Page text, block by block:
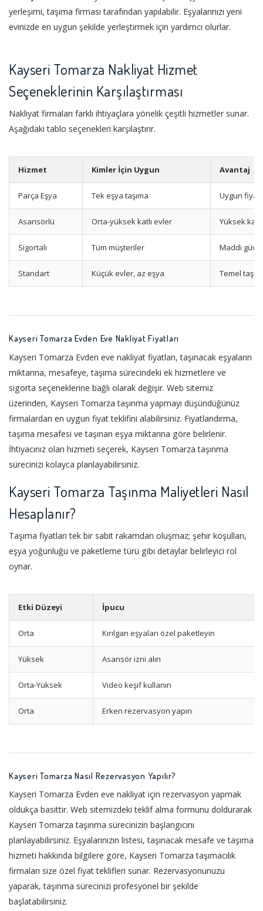
yerleşimi, taşıma firması tarafından yapılabilir. Eşyalarınızı yeni
evinizde en uygun şekilde yerleştirmek için yardımcı olurlar.
Kayseri Tomarza Nakliyat Hizmet
Seçeneklerinin Karşılaştırması
Nakliyat firmaları farklı ihtiyaçlara yönelik çeşitli hizmetler sunar.
Aşağıdaki tablo seçenekleri karşılaştırır.
Hizmet Kimler İçin Uygun Avantaj
Parça Eşya Tek eşya taşıma Uygun fiyat
Asansörlü Orta-yüksek katlı evler Yüksek kat
Sigortalı Tüm müşteriler Maddi
Standart Küçük evler, az eşya Temel
Kayseri Tomarza Evden Eve Nakliyat Fiyatları
Kayseri Tomarza Evden eve nakliyat fiyatları, taşınacak eşyaların
miktarına, mesafeye, taşıma sürecindeki ek hizmetlere ve
sigorta seçeneklerine bağlı olarak değişir. Web sitemiz
üzerinden, Kayseri Tomarza taşınma yapmayı düşündüğünüz
firmalardan en uygun fiyat teklifini alabilirsiniz. Fiyatlandırma,
taşıma mesafesi ve taşınan eşya miktarına göre belirlenir.
İhtiyacınız olan hizmeti seçerek, Kayseri Tomarza taşınma
sürecinizi kolayca planlayabilirsiniz.
Kayseri Tomarza Taşınma Maliyetleri Nasıl
Hesaplanır?
Taşıma fiyatları tek bir sabit rakamdan oluşmaz; şehir koşulları,
eşya yoğunluğu ve paketleme türü gibi detaylar belirleyici rol
oynar.
Etki Düzeyi İpucu
Orta Kırılgan eşyaları özel paketleyin
Yüksek Asansör izni alın
Orta-Yüksek Video keşif kullanın
Orta Erken rezervasyon yapın
Kayseri Tomarza Nasıl Rezervasyon Yapılır?
Kayseri Tomarza Evden eve nakliyat için rezervasyon yapmak
oldukça basittir. Web sitemizdeki teklif alma formunu doldurarak
Kayseri Tomarza taşınma sürecinizin başlangıcını
planlayabilirsiniz. Eşyalarınızın listesi, taşınacak mesafe ve taşıma
hizmeti hakkında bilgilere göre, Kayseri Tomarza taşımacılık
firmaları size özel fiyat teklifleri sunar. Rezervasyonunuzu
yaparak, taşınma sürecinizi profesyonel bir şekilde
başlatabilirsiniz.